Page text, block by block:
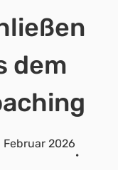
dem
Februar 2026
·